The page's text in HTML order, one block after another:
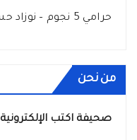
حرامي 5 نجوم – نوزاد حسن
من نحن
صحيفة اكتب الإلكترونية